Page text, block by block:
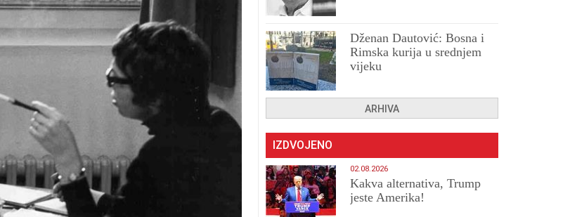
Dženan Dautović: Bosna i
Rimska kurija u srednjem
vijeku
ARHIVA
IZDVOJENO
02.08.2026
Kakva alternativa, Trump
jeste Amerika!